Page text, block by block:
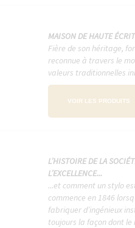
MAISON DE HAUTE
Fière de son héritage,
reconnue à travers le
valeurs traditionnelles
VOIR LES PRODUITS
L’HISTOIRE DE LA
L’EXCELLENCE...
...et comment un stylo
commence en 1846
fabriquer d’ingénieux
toujours la façon dont le